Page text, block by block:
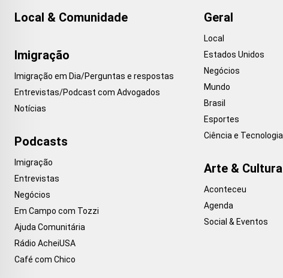
Local & Comunidade
Imigração
Imigração em Dia/Perguntas e respostas
Entrevistas/Podcast com Advogados
Notícias
Podcasts
Imigração
Entrevistas
Negócios
Em Campo com Tozzi
Ajuda Comunitária
Rádio AcheiUSA
Café com Chico
Geral
Local
Estados Unidos
Negócios
Mundo
Brasil
Esportes
Ciência e Tecnologia
Arte & Cultura
Aconteceu
Agenda
Social & Eventos